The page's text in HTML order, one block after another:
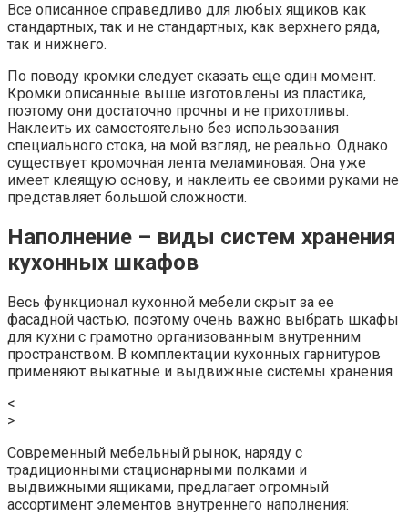
Все описанное справедливо для любых ящиков как
стандартных, так и не стандартных, как верхнего ряда,
так и нижнего.
По поводу кромки следует сказать еще один момент.
Кромки описанные выше изготовлены из пластика,
поэтому они достаточно прочны и не прихотливы.
Наклеить их самостоятельно без использования
специального стока, на мой взгляд, не реально. Однако
существует кромочная лента меламиновая. Она уже
имеет клеящую основу, и наклеить ее своими руками не
представляет большой сложности.
Наполнение – виды систем хранения
кухонных шкафов
Весь функционал кухонной мебели скрыт за ее
фасадной частью, поэтому очень важно выбрать шкафы
для кухни с грамотно организованным внутренним
пространством. В комплектации кухонных гарнитуров
применяют выкатные и выдвижные системы хранения
<
>
Современный мебельный рынок, наряду с
традиционными стационарными полками и
выдвижными ящиками, предлагает огромный
ассортимент элементов внутреннего наполнения: